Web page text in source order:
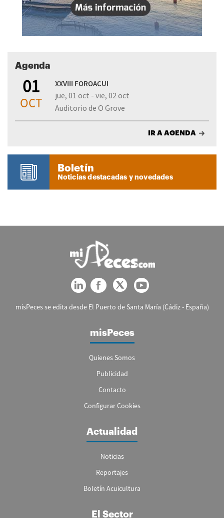
Agenda
01
OCT
XXVIII FOROACUI
jue, 01 oct - vie, 02 oct
Auditorio de O Grove
IR A AGENDA
Boletín
Noticias destacadas y novedades
misPeces se edita desde El Puerto de Santa María (Cádiz - España)
misPeces
Quienes Somos
Publicidad
Contacto
Configurar Cookies
Actualidad
Noticias
Reportajes
Boletín Acuicultura
El Sector